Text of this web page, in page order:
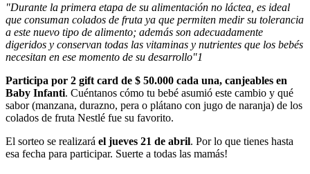
"Durante la primera etapa de su alimentación no láctea, es ideal
que consuman colados de fruta ya que permiten medir su tolerancia
a este nuevo tipo de alimento; además son adecuadamente
digeridos y conservan todas las vitaminas y nutrientes que los bebés
necesitan en ese momento de su desarrollo"1
Participa por 2 gift card de $ 50.000 cada una, canjeables en
Baby Infanti. Cuéntanos cómo tu bebé asumió este cambio y qué
sabor (manzana, durazno, pera o plátano con jugo de naranja) de los
colados de fruta Nestlé fue su favorito.
El sorteo se realizará el jueves 21 de abril. Por lo que tienes hasta
esa fecha para participar. Suerte a todas las mamás!